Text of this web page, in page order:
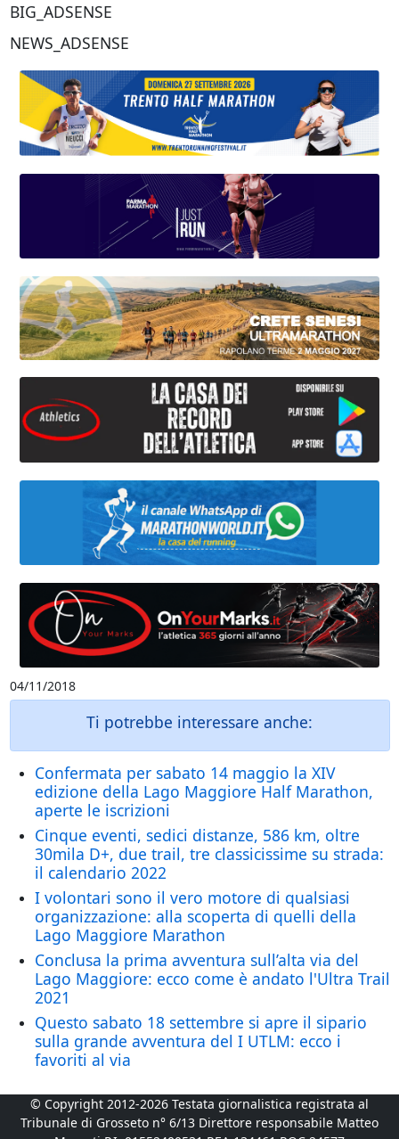
BIG_ADSENSE
NEWS_ADSENSE
04/11/2018
Ti potrebbe interessare anche:
Confermata per sabato 14 maggio la XIV
edizione della Lago Maggiore Half Marathon,
aperte le iscrizioni
Cinque eventi, sedici distanze, 586 km, oltre
30mila D+, due trail, tre classicissime su strada:
il calendario 2022
I volontari sono il vero motore di qualsiasi
organizzazione: alla scoperta di quelli della
Lago Maggiore Marathon
Conclusa la prima avventura sull’alta via del
Lago Maggiore: ecco come è andato l'Ultra Trail
2021
Questo sabato 18 settembre si apre il sipario
sulla grande avventura del I UTLM: ecco i
favoriti al via
© Copyright 2012-2026 Testata giornalistica registrata al
Tribunale di Grosseto n° 6/13 Direttore responsabile Matteo